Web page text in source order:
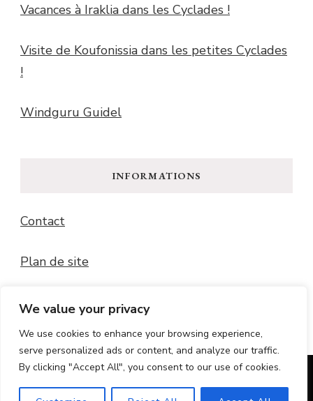
We value your privacy
We use cookies to enhance your browsing experience,
serve personalized ads or content, and analyze our traffic.
By clicking "Accept All", you consent to our use of cookies.
Vacances à Iraklia dans les Cyclades !
Visite de Koufonissia dans les petites Cyclades
!
Windguru Guidel
INFORMATIONS
Contact
Plan de site
Mentions légales